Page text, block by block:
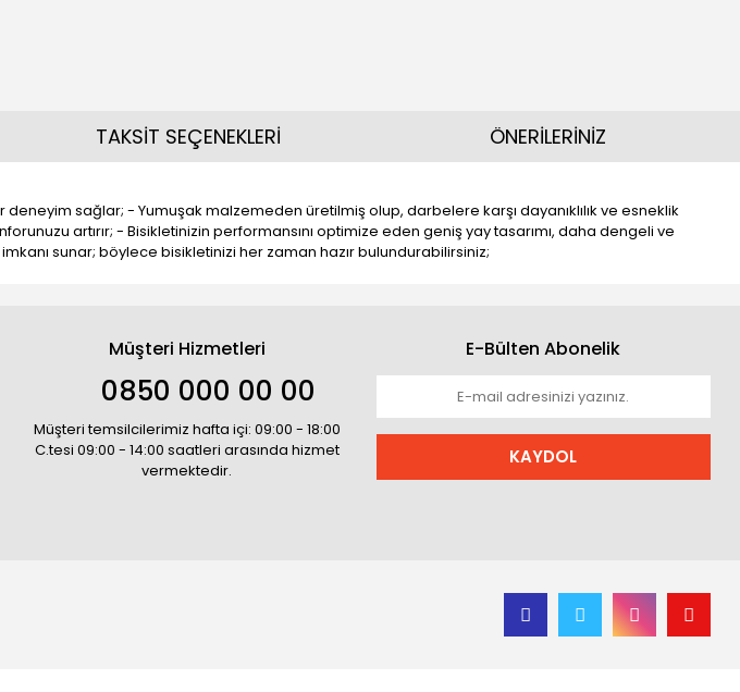
sağlar; - Yumuşak malzemeden üretilmiş olup, darbelere karşı dayanıklılık ve esneklik
artırır; - Bisikletinizin performansını optimize eden geniş yay tasarımı, daha dengeli ve
sunar; böylece bisikletinizi her zaman hazır bulundurabilirsiniz;
TAKSİT SEÇENEKLERİ ÖNERİLERİNİZ
Müşteri Hizmetleri
0850 000 00 00
Müşteri temsilcilerimiz hafta içi: 09:00 - 18:00
C.tesi 09:00 - 14:00 saatleri arasında hizmet
vermektedir.
E-Bülten Abonelik
KAYDOL